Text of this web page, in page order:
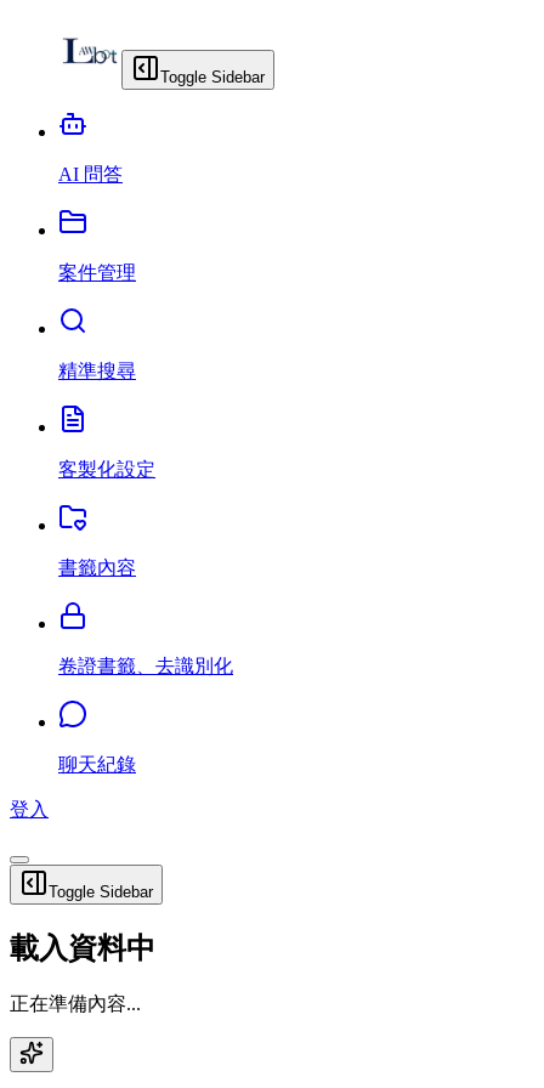
Toggle Sidebar
AI 問答
案件管理
精準搜尋
客製化設定
書籤內容
卷證書籤、去識別化
聊天紀錄
登入
Toggle Sidebar
載入資料中
正在準備內容...